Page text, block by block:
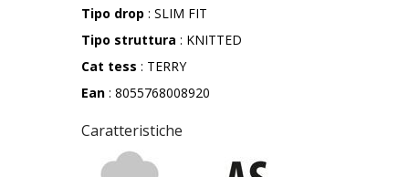
Tipo drop : SLIM FIT
Tipo struttura : KNITTED
Cat tess : TERRY
Ean : 8055768008920
Caratteristiche